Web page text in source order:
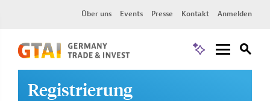
Über uns Events Presse Kontakt Anmelden
Registrierung